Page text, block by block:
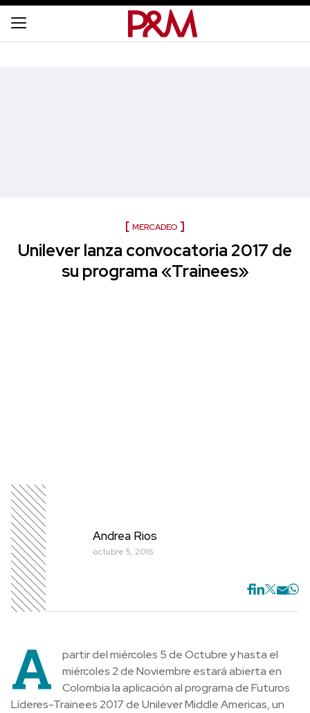
MERCADEO
Unilever lanza convocatoria 2017 de
su programa «Trainees»
Andrea Rios
octubre 5, 2016
A
partir del miércoles 5 de Octubre y hasta el
miércoles 2 de Noviembre estará abierta en
Colombia la aplicación al programa de Futuros
Líderes-Trainees 2017 de Unilever Middle Americas, un